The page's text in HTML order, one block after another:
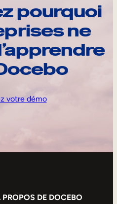
pourquoi
ne
votre démo
DE DOCEBO